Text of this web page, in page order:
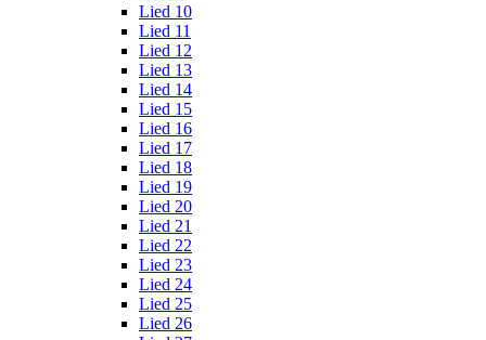
Lied 10
Lied 11
Lied 12
Lied 13
Lied 14
Lied 15
Lied 16
Lied 17
Lied 18
Lied 19
Lied 20
Lied 21
Lied 22
Lied 23
Lied 24
Lied 25
Lied 26